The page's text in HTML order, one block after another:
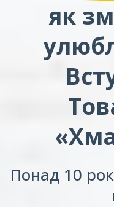
як
Понад 10